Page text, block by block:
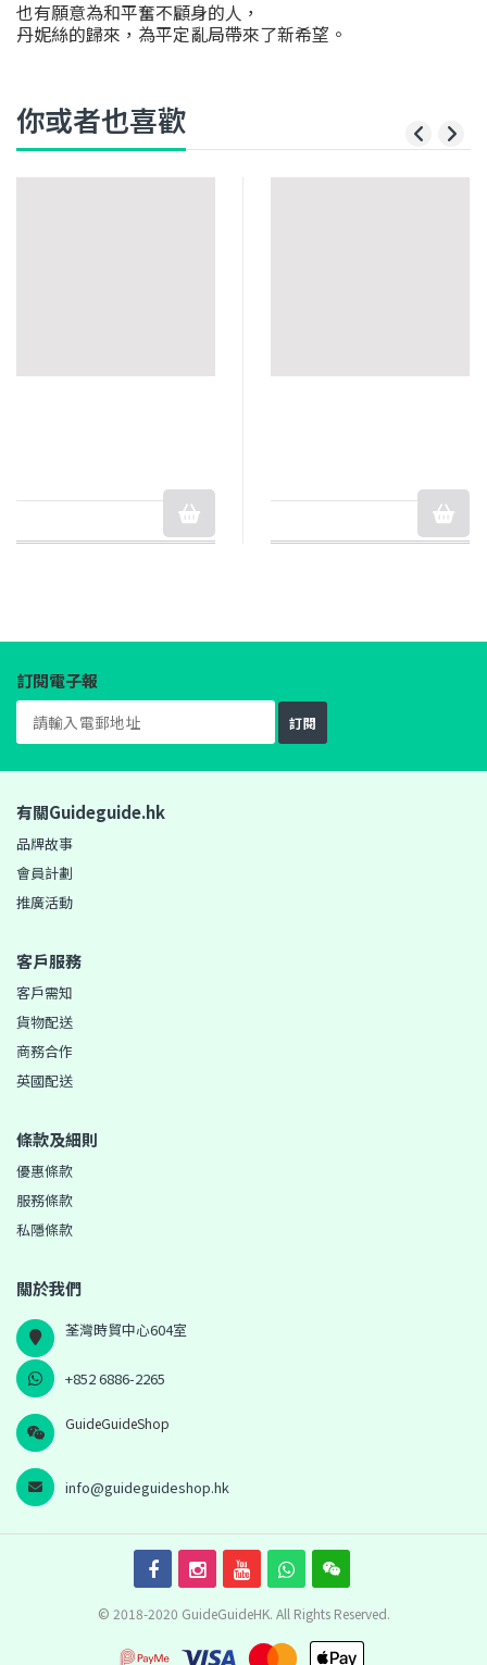
也有願意為和平奮不顧身的人，
丹妮絲的歸來，為平定亂局帶來了新希望。
你或者也喜歡
訂閱電子報
訂閱
有關Guideguide.hk
品牌故事
會員計劃
推廣活動
客戶服務
客戶需知
貨物配送
商務合作
英國配送
條款及細則
優惠條款
服務條款
私隱條款
關於我們
荃灣時貿中心604室
+852 6886-2265
GuideGuideShop
info@guideguideshop.hk
© 2018-2020 GuideGuideHK. All Rights Reserved.